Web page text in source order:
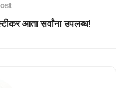
आता सर्वांना उपलब्ध!